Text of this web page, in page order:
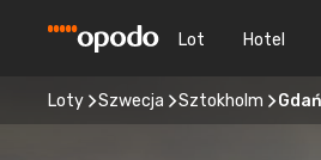
Lot Hotel
Loty Szwecja Sztokholm